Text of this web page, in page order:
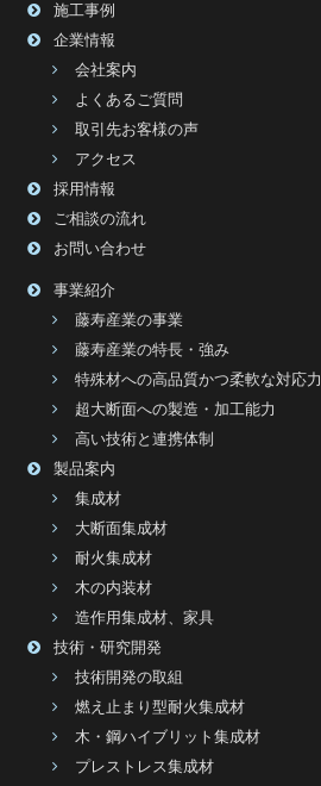
施工事例
企業情報
会社案内
よくあるご質問
取引先お客様の声
アクセス
採用情報
ご相談の流れ
お問い合わせ
事業紹介
藤寿産業の事業
藤寿産業の特長・強み
特殊材への高品質かつ柔軟な対応力
超大断面への製造・加工能力
高い技術と連携体制
製品案内
集成材
大断面集成材
耐火集成材
木の内装材
造作用集成材、家具
技術・研究開発
技術開発の取組
燃え止まり型耐火集成材
木・鋼ハイブリット集成材
プレストレス集成材